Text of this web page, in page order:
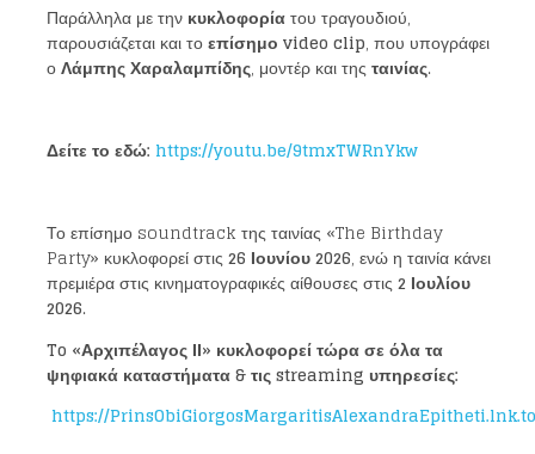
Παράλληλα με την κυκλοφορίατου τραγουδιού,
παρουσιάζεται και τοεπίσημο video clip, που υπογράφει
οΛάμπης Χαραλαμπίδης, μοντέρ και τηςταινίας.
Δείτε το εδώ: https://youtu.be/9tmxTWRnYkw
Το επίσημο soundtrack της ταινίας «The Birthday
Party» κυκλοφορεί στις26 Ιουνίου 2026, ενώ η ταινία κάνει
πρεμιέρα στις κινηματογραφικές αίθουσες στις2 Ιουλίου
2026.
To «Αρχιπέλαγος ΙΙ» κυκλοφορεί τώρα σε όλα τα
ψηφιακά καταστήματα & τιςstreaming υπηρεσίες:
https://